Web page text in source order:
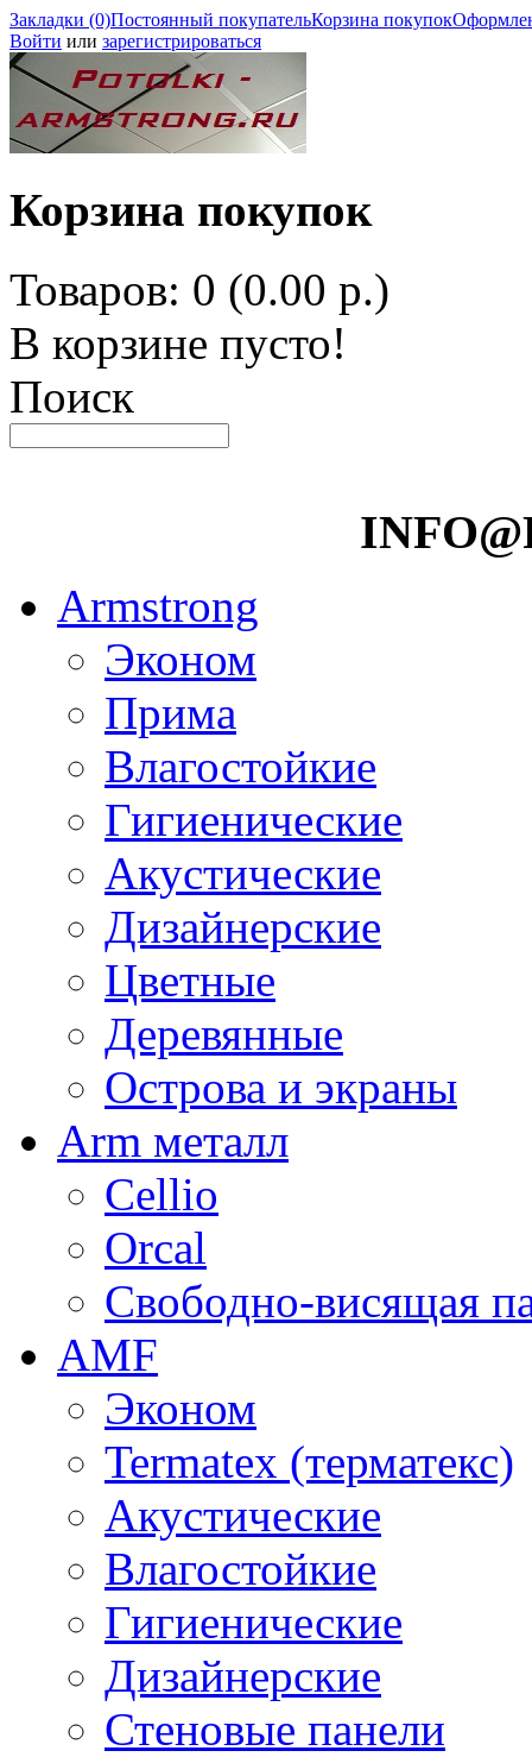
Закладки (0)Постоянный покупательКорзина покупок
Войти или зарегистрироваться
Корзина покупок
Товаров: 0 (0.00 р.)
В корзине пусто!
Поиск
Armstrong
Эконом
Прима
Влагостойкие
Гигиенические
Акустические
Дизайнерские
Цветные
Деревянные
Острова и экраны
Arm металл
Cellio
Orcal
Свободно-висящая
AMF
Эконом
Termatex (терматекс)
Акустические
Влагостойкие
Гигиенические
Дизайнерские
Стеновые панели